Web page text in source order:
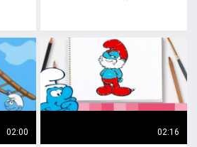
02:00 02:16